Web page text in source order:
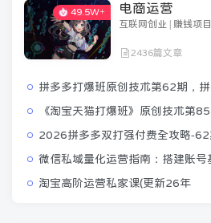
49.5W+ 电商运营
互联网创业 | 赚钱项目
2436篇文章
淘宝高阶运营私家课(更新26年